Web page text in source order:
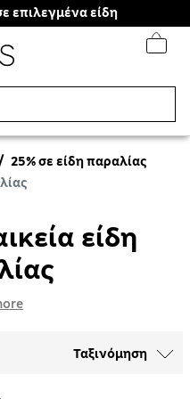
επιλεγμένα είδη
25% σε είδη παραλίας
είδη
Ταξινόμηση